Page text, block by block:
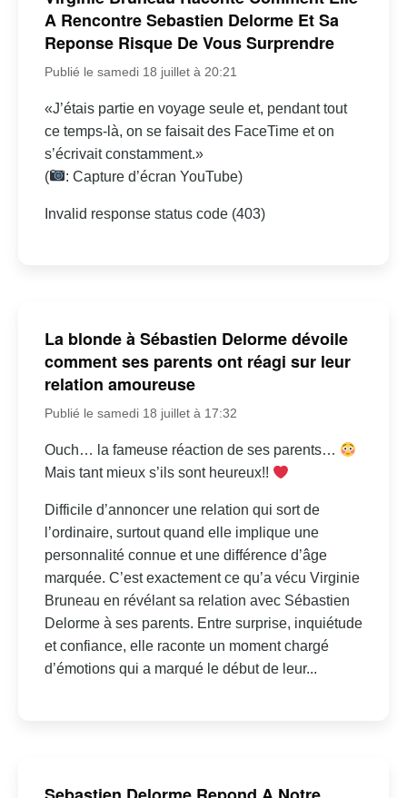
A Rencontre Sebastien Delorme Et Sa
Reponse Risque De Vous Surprendre
Publié le samedi 18 juillet à 20:21
«J’étais partie en voyage seule et, pendant tout
ce temps-là, on se faisait des FaceTime et on
s’écrivait constamment.»
(
: Capture d’écran YouTube)
Invalid response status code (403)
La blonde à Sébastien Delorme dévoile
comment ses parents ont réagi sur leur
relation amoureuse
Publié le samedi 18 juillet à 17:32
Ouch… la fameuse réaction de ses parents…
Mais tant mieux s’ils sont heureux!!
Difficile d’annoncer une relation qui sort de
l’ordinaire, surtout quand elle implique une
personnalité connue et une différence d’âge
marquée. C’est exactement ce qu’a vécu Virginie
Bruneau en révélant sa relation avec Sébastien
Delorme à ses parents. Entre surprise, inquiétude
et confiance, elle raconte un moment chargé
d’émotions qui a marqué le début de leur...